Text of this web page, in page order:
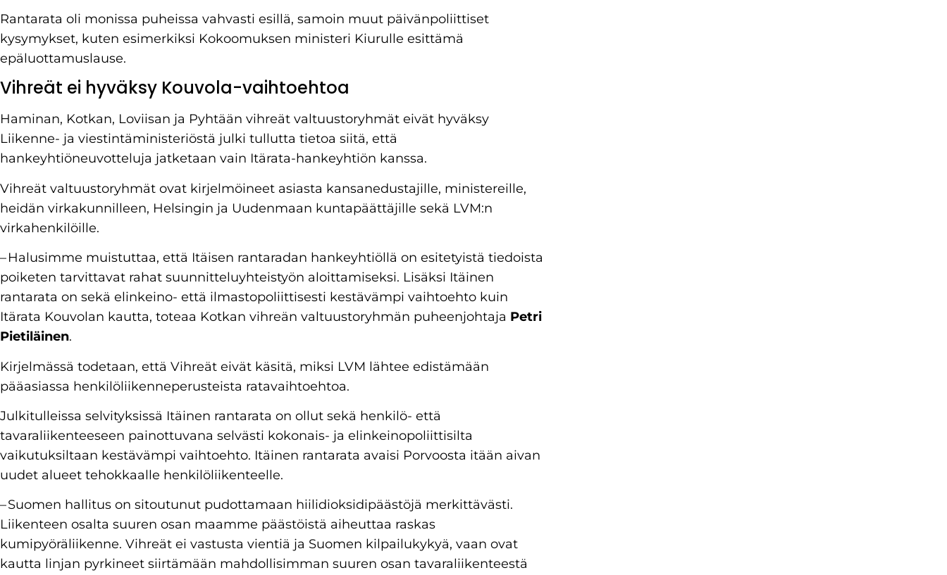
Rantarata oli monissa puheissa vahvasti esillä, samoin muut päivänpoliittiset
kysymykset, kuten esimerkiksi Kokoomuksen ministeri Kiurulle esittämä
epäluottamuslause.
Vihreät ei hyväksy Kouvola-vaihtoehtoa
Haminan, Kotkan, Loviisan ja Pyhtään vihreät valtuustoryhmät eivät hyväksy
Liikenne- ja viestintäministeriöstä julki tullutta tietoa siitä, että
hankeyhtiöneuvotteluja jatketaan vain Itärata-hankeyhtiön kanssa.
Vihreät valtuustoryhmät ovat kirjelmöineet asiasta kansanedustajille, ministereille,
heidän virkakunnilleen, Helsingin ja Uudenmaan kuntapäättäjille sekä LVM:n
virkahenkilöille.
– Halusimme muistuttaa, että Itäisen rantaradan hankeyhtiöllä on esitetyistä tiedoista
poiketen tarvittavat rahat suunnitteluyhteistyön aloittamiseksi. Lisäksi Itäinen
rantarata on sekä elinkeino- että ilmastopoliittisesti kestävämpi vaihtoehto kuin
Itärata Kouvolan kautta, toteaa Kotkan vihreän valtuustoryhmän puheenjohtaja Petri
Pietiläinen.
Kirjelmässä todetaan, että Vihreät eivät käsitä, miksi LVM lähtee edistämään
pääasiassa henkilöliikenneperusteista ratavaihtoehtoa.
Julkitulleissa selvityksissä Itäinen rantarata on ollut sekä henkilö- että
tavaraliikenteeseen painottuvana selvästi kokonais- ja elinkeinopoliittisilta
vaikutuksiltaan kestävämpi vaihtoehto. Itäinen rantarata avaisi Porvoosta itään aivan
uudet alueet tehokkaalle henkilöliikenteelle.
– Suomen hallitus on sitoutunut pudottamaan hiilidioksidipäästöjä merkittävästi.
Liikenteen osalta suuren osan maamme päästöistä aiheuttaa raskas
kumipyöräliikenne. Vihreät ei vastusta vientiä ja Suomen kilpailukykyä, vaan ovat
kautta linjan pyrkineet siirtämään mahdollisimman suuren osan tavaraliikenteestä